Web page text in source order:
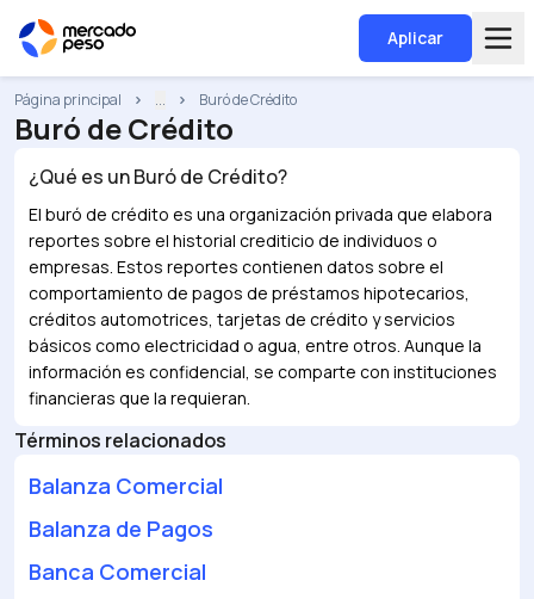
Aplicar
Página principal ... Buró de Crédito
Buró de Crédito
¿Qué es unBuró de Crédito?
El buró de crédito es una organización privada que elabora
reportes sobre el historial crediticio de individuos o
empresas. Estos reportes contienen datos sobre el
comportamiento de pagos de préstamos hipotecarios,
créditos automotrices, tarjetas de crédito y servicios
básicos como electricidad o agua, entre otros. Aunque la
información es confidencial, se comparte con instituciones
financieras que la requieran.
Términos relacionados
Balanza Comercial
Balanza de Pagos
Banca Comercial